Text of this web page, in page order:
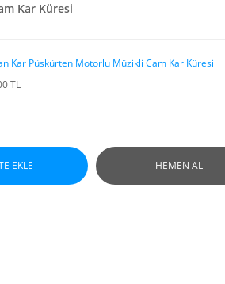
Kar Küresi
Kar Püskürten Motorlu Müzikli Cam Kar Küresi
TL
EKLE HEMEN AL